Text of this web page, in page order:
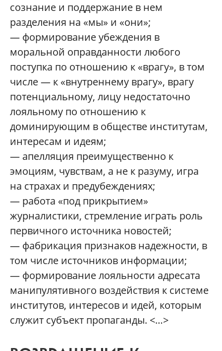
сознание и поддержание в нем
разделения на «мы» и «они»;
— формирование убеждения в
моральной оправданности любого
поступка по отношению к «врагу», в том
числе — к «внутреннему врагу», врагу
потенциальному, лицу недостаточно
лояльному по отношению к
доминирующим в обществе институтам,
интересам и идеям;
— апелляция преимущественно к
эмоциям, чувствам, а не к разуму, игра
на страхах и предубеждениях;
— работа «под прикрытием»
журналистики, стремление играть роль
первичного источника новостей;
— фабрикация признаков надежности, в
том числе источников информации;
— формирование лояльности адресата
манипулятивного воздействия к системе
институтов, интересов и идей, которым
служит субъект пропаганды. <…>